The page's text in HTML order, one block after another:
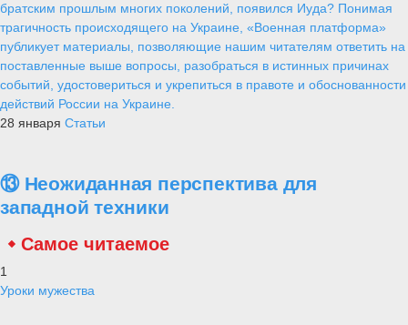
братским прошлым многих поколений, появился Иуда? Понимая
трагичность происходящего на Украине, «Военная платформа»
публикует материалы, позволяющие нашим читателям ответить на
поставленные выше вопросы, разобраться в истинных причинах
событий, удостовериться и укрепиться в правоте и обоснованности
действий России на Украине.
28 января Статьи
⑬ Неожиданная перспектива для
западной техники
Самое читаемое
1
Уроки мужества